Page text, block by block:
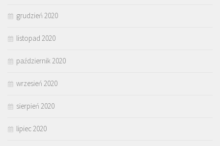
grudzień 2020
listopad 2020
październik 2020
wrzesień 2020
sierpień 2020
lipiec 2020